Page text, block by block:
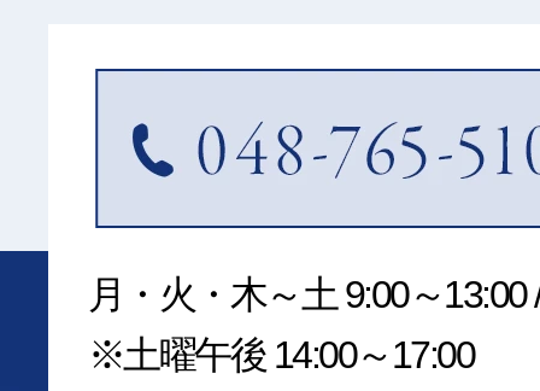
月・火・木～土 9:00～13:00
※土曜午後 14:00～17:00